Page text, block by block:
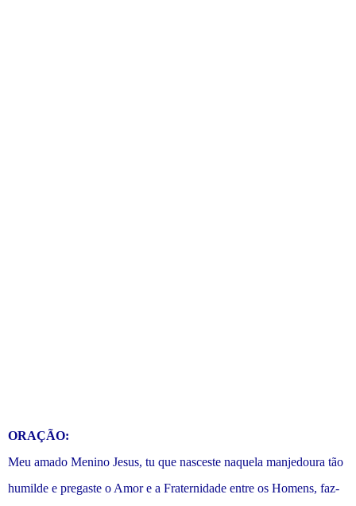
ORAÇÃO:
Meu amado Menino Jesus, tu que nasceste naquela manjedoura tão
humilde e pregaste o Amor e a Fraternidade entre os Homens, faz-